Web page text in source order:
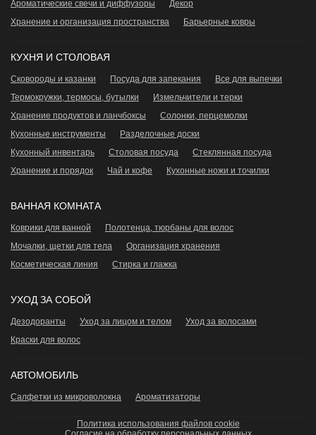
Ароматические свечи и диффузоры
Декор
Хранение и организация пространства
Барьерные ковры
КУХНЯ И СТОЛОВАЯ
Сковороды и казанки Посуда для запекания
Все для выпечки
Термокружки, термосы, бутылки
Измельчители и терки
Хранение продуктов и ланчбоксы
Сoлонки, перцемолки
Кухонные инструменты
Разделочные доски
Кухонный инвентарь
Столовая посуда
Стеклянная посуда
Хранение и порядок
Чай и кофе Кухонные ножи и точилки
ВАННАЯ КОМНАТА
Коврики для ванной
Полотенца, тюрбаны для волос
Мочалки, щетки для тела
Организация хранения
Косметическая линия
Стирка и глажка
УХОД ЗА СОБОЙ
Дезодоранты Уход за лицом и телом
Уход за волосами
Краски для волос
АВТОМОБИЛЬ
Салфетки из микроволокна Ароматизаторы
Политика использования файлов cookie